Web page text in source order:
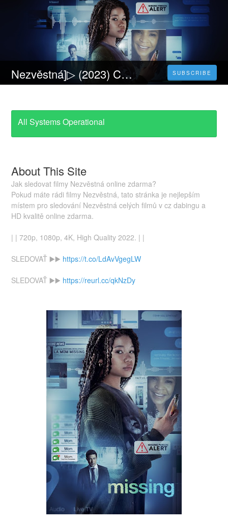
Nezvěstná]▷ (2023) Celý Film Online CZ a Zdarma dabing i Titulky SUBSCRIBE
All Systems Operational
About This Site
Jak sledovat filmy Nezvěstná online zdarma?
Pokud máte rádi filmy Nezvěstná, tato stránka je nejlepším
místem pro sledování Nezvěstná celých filmů v cz dabingu a
HD kvalitě online zdarma.
| | 720p, 1080p, 4K, High Quality 2022. | |
SLEDOVAŤ ▶️▶️ https://t.co/LdAvVgegLW
SLEDOVAŤ ▶️▶️ https://reurl.cc/qkNzDy